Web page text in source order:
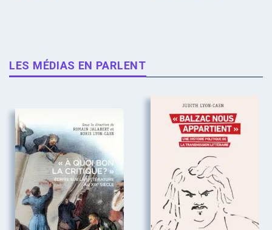
LES MÉDIAS EN PARLENT